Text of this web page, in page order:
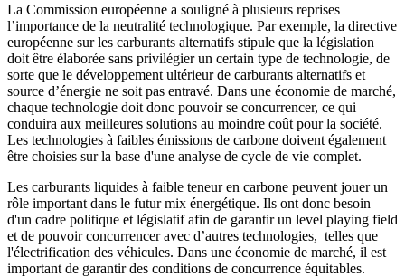
La Commission européenne a souligné à plusieurs reprises
l’importance de la neutralité technologique. Par exemple, la directive
européenne sur les carburants alternatifs stipule que la législation
doit être élaborée sans privilégier un certain type de technologie, de
sorte que le développement ultérieur de carburants alternatifs et
source d’énergie ne soit pas entravé. Dans une économie de marché,
chaque technologie doit donc pouvoir se concurrencer, ce qui
conduira aux meilleures solutions au moindre coût pour la société.
Les technologies à faibles émissions de carbone doivent également
être choisies sur la base d'une analyse de cycle de vie complet.
Les carburants liquides à faible teneur en carbone peuvent jouer un
rôle important dans le futur mix énergétique. Ils ont donc besoin
d'un cadre politique et législatif afin de garantir un level playing field
et de pouvoir concurrencer avec d’autres technologies, telles que
l'électrification des véhicules. Dans une économie de marché, il est
important de garantir des conditions de concurrence équitables.